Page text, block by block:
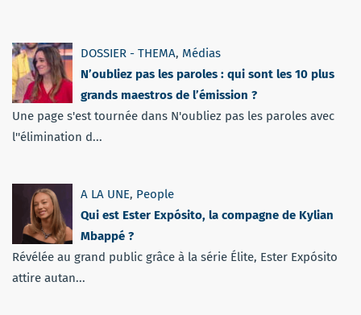
DOSSIER - THEMA, Médias
N’oubliez pas les paroles : qui sont les 10 plus
grands maestros de l’émission ?
Une page s'est tournée dans N'oubliez pas les paroles avec
l''élimination d...
A LA UNE, People
Qui est Ester Expósito, la compagne de Kylian
Mbappé ?
Révélée au grand public grâce à la série Élite, Ester Expósito
attire autan...